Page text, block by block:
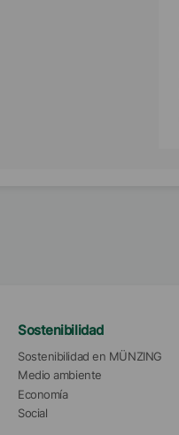
Sostenibilidad
Sostenibilidad en MÜNZING
Medio ambiente
Economía
Social